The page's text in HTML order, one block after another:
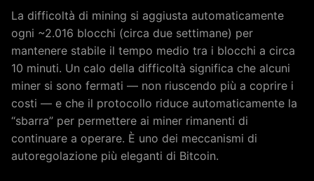
La difficoltà di mining si aggiusta automaticamente
ogni ~2.016 blocchi (circa due settimane) per
mantenere stabile il tempo medio tra i blocchi a circa
10 minuti. Un calo della difficoltà significa che alcuni
miner si sono fermati — non riuscendo più a coprire i
costi — e che il protocollo riduce automaticamente la
“sbarra” per permettere ai miner rimanenti di
continuare a operare. È uno dei meccanismi di
autoregolazione più eleganti di Bitcoin.